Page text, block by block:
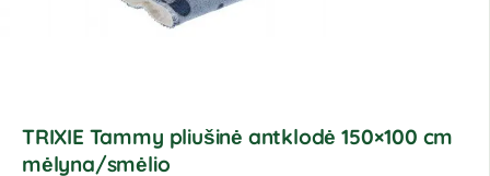
TRIXIE Tammy pliušinė antklodė 150×100 cm
mėlyna/smėlio